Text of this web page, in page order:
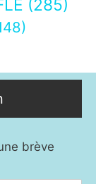
(285)
brève